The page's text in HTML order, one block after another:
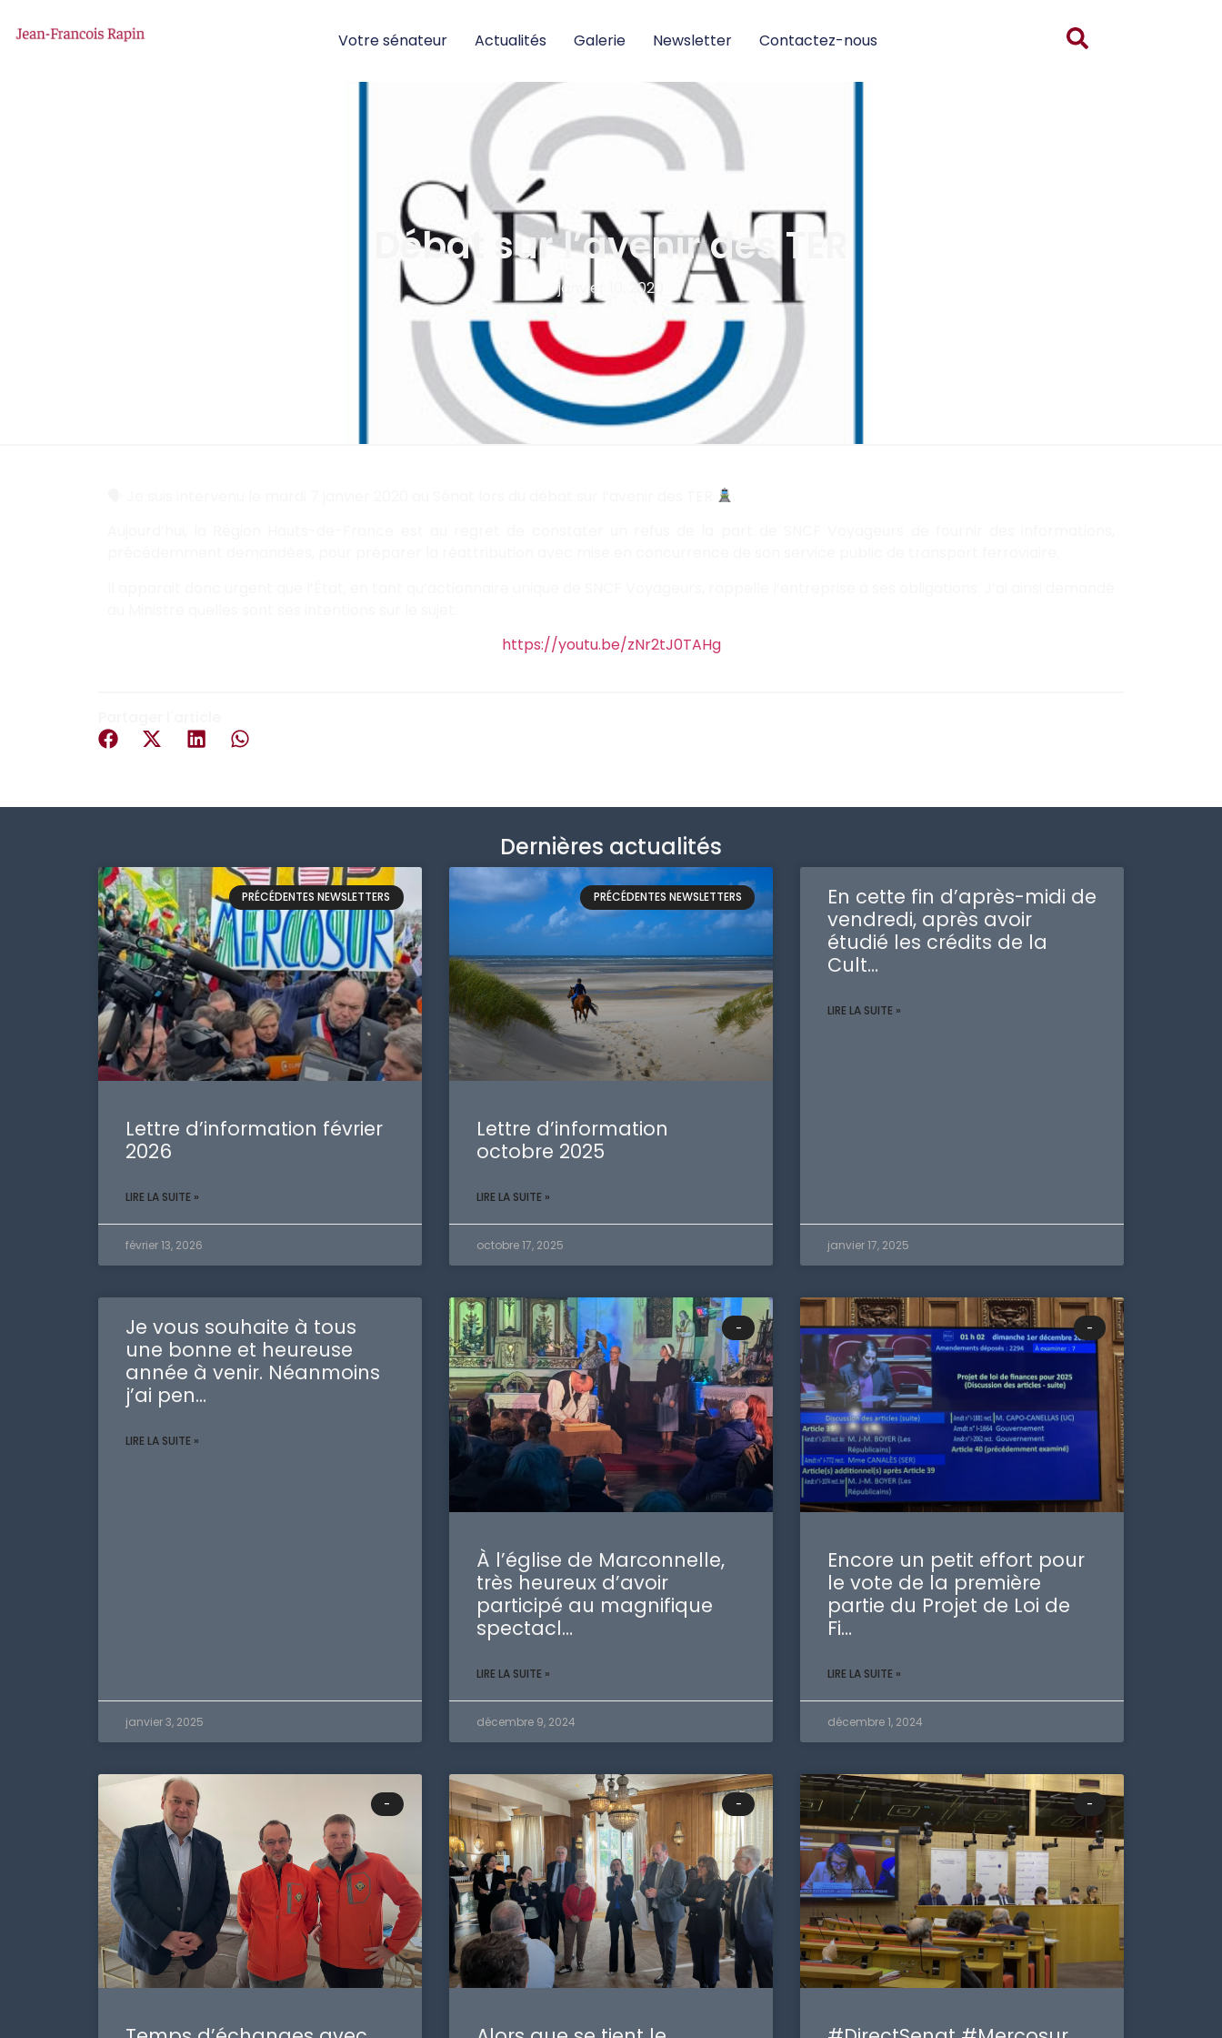
Votre sénateur Actualités Galerie Newsletter Contactez-nous
Débat sur l’avenir des TER
janvier 10, 2020
https://youtu.be/zNr2tJ0TAHg
Dernières actualités
PRÉCÉDENTES NEWSLETTERS
Lettre d’information février
2026
LIRE LA SUITE »
février 13, 2026
PRÉCÉDENTES NEWSLETTERS
Lettre d’information
octobre 2025
LIRE LA SUITE »
octobre 17, 2025
En cette fin d’après-midi de
vendredi, après avoir
étudié les crédits de la
Cult…
LIRE LA SUITE »
janvier 17, 2025
Je vous souhaite à tous
une bonne et heureuse
année à venir. Néanmoins
j’ai pen…
LIRE LA SUITE »
janvier 3, 2025
-
À l’église de Marconnelle,
très heureux d’avoir
participé au magnifique
spectacl…
LIRE LA SUITE »
décembre 9, 2024
-
Encore un petit effort pour
le vote de la première
partie du Projet de Loi de
Fi…
LIRE LA SUITE »
décembre 1, 2024
- - -